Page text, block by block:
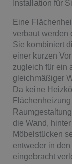
Installation für
Eine
verbaut werden
Sie kombiniert
einer kurzen
zugleich für ein
gleichmäßiger
Da keine
die Wand,
Möbelstücken
entweder in
eingebracht